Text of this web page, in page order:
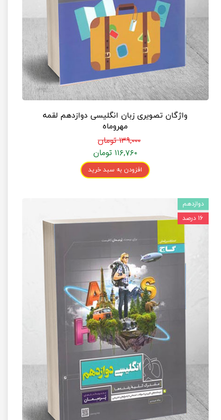
واژگان تصویری زبان انگلیسی دوازدهم لقمه
مهروماه
۱۳۹,۰۰۰ تومان
۱۱۶,۷۶۰ تومان
افزودن به سبد خرید
دوازدهم
۱۶ درصد